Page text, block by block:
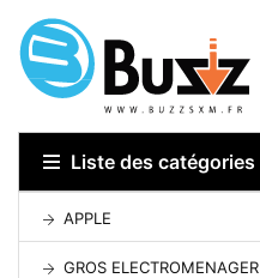
Liste des catégories
APPLE
GROS ELECTROMENAGER